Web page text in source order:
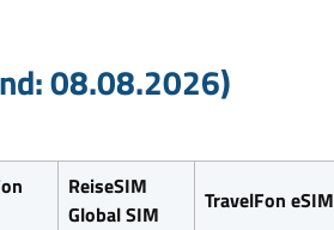
08.08.2026)
ReiseSIM
Global SIM
TravelFon eSIM